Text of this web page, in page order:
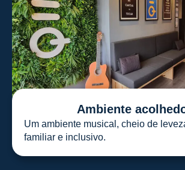
Ambiente
Um ambiente musical, cheio de
familiar e inclusivo.